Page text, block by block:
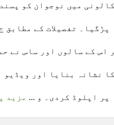
میں نوجوان کو
پڑگیا۔ تفصیلات کے مطابق
اس کے سالوں اور ساس نے
نشانہ بنایا اور ویڈیو
پر اپلوڈ کردی۔ و ... مزید